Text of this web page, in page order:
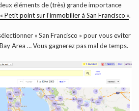
éléments de (très) grande importance
« Petit point sur l’immobilier à San Francisco ».
« San Francisco » pour vous eviter
Area … Vous gagnerez pas mal de temps.